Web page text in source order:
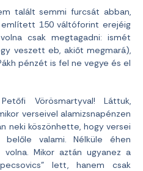
talált semmi furcsát abban,
150 váltóforint erejéig
csak megtagadni: ismét
veszett eb, akiőt megmará),
pénzét is fel ne vegye és el
Vörösmartyval! Láttuk,
verseivel alamizsnapénzen
neki köszönhette, hogy versei
valami. Nélküle éhen
Mikor aztán ugyanez a
lett, hanem csak